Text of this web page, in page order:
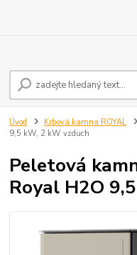
Úvod Krbová kamna ROYAL
9,5 kW, 2 kW vzduch
Peletová
Royal H2O